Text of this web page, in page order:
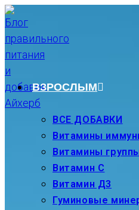
Перейти
к
содержимому
ВЗРОСЛЫМ
ВСЕ ДОБАВКИ
Витамины
Витамины
Витамин С
Витамин Д3
Гуминовые